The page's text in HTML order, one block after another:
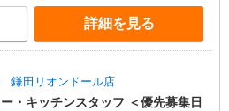
詳細を見る
鎌田リオンドール店
・キッチンスタッフ ＜優先募集日